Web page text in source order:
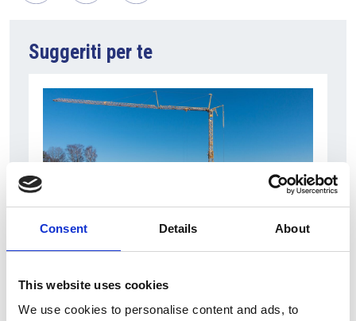
Consent Details About
This website uses cookies
We use cookies to personalise content and ads, to
Suggeriti per te
7 Agosto 2026
Nel primo semestre è aumentata fortemente la